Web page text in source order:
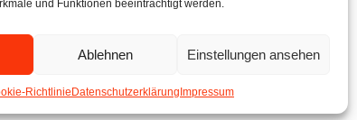
und Funktionen beeinträchtigt werden.
Ablehnen Einstellungen ansehen
Richtlinie Datenschutzerklärung Impressum